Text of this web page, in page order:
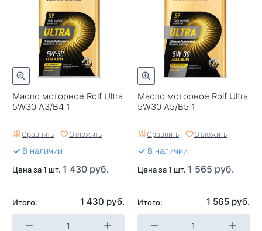
Масло моторное Rolf Ultra
5W30 A3/B4 1
Сравнить Отложить
В наличии
Цена за 1 шт. 1 430 руб.
Итого: 1 430 руб.
Масло моторное Rolf Ultra
5W30 A5/B5 1
Сравнить Отложить
В наличии
Цена за 1 шт. 1 565 руб.
Итого: 1 565 руб.